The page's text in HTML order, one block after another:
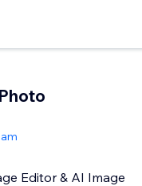
Editor & AI Image